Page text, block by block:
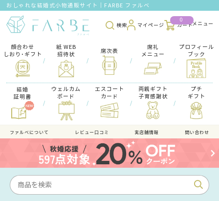
おしゃれな結婚式小物通販サイト｜FARBE ファルベ
検索 マイページ
0
カート
顔合わせ
しおり･ギフト
/
紙 WEB
招待状
/
席次表
/
席礼
メニュー
/
プロフィール
ブック
結婚
証明書
/
ウェルカム
ボード
/
エスコート
カード
/
両親ギフト
子育感謝状
/
プチ
ギフト
ファルべについて レビュー口コミ 実店舗情報 問い合わせ